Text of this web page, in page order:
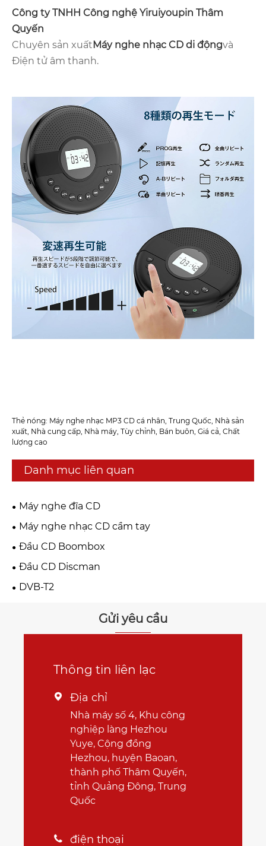
Công ty TNHH Công nghệ Yiruiyoupin Thâm
Quyến
Chuyên sản xuấtMáy nghe nhạc CD di độngvà
Điện tử âm thanh.
Thẻ nóng: Máy nghe nhạc MP3 CD cá nhân, Trung Quốc, Nhà sản
xuất, Nhà cung cấp, Nhà máy, Tùy chỉnh, Bán buôn, Giá cả, Chất
lượng cao
Danh mục liên quan
Máy nghe đĩa CD
Máy nghe nhạc CD cầm tay
Đầu CD Boombox
Đầu CD Discman
DVB-T2
Gửi yêu cầu
Thông tin liên lạc
 Địa chỉ
Nhà máy số 4, Khu công
nghiệp làng Hezhou
Yuye, Cộng đồng
Hezhou, huyện Baoan,
thành phố Thâm Quyến,
tỉnh Quảng Đông, Trung
Quốc
 điện thoại